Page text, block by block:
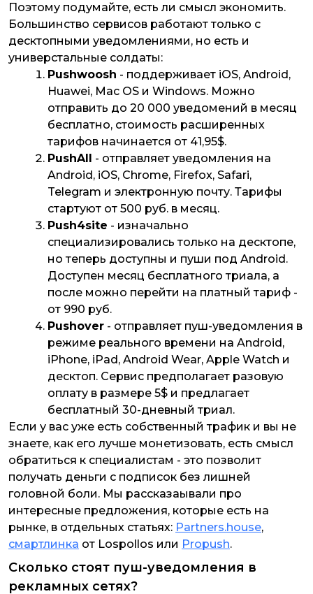
Поэтому подумайте, есть ли смысл экономить.
Большинство сервисов работают только с
десктопными уведомлениями, но есть и
универстальные солдаты:
Pushwoosh - поддерживает iOS, Android,
Huawei, Mac OS и Windows. Можно
отправить до 20 000 уведомений в месяц
бесплатно, стоимость расширенных
тарифов начинается от 41,95$.
PushAll - отправляет уведомления на
Android, iOS, Chrome, Firefox, Safari,
Telegram и электронную почту. Тарифы
стартуют от 500 руб. в месяц.
Push4site - изначально
специализировались только на десктопе,
но теперь доступны и пуши под Android.
Доступен месяц бесплатного триала, а
после можно перейти на платный тариф -
от 990 руб.
Pushover - отправляет пуш-уведомления в
режиме реального времени на Android,
iPhone, iPad, Android Wear, Apple Watch и
десктоп. Сервис предполагает разовую
оплату в размере 5$ и предлагает
бесплатный 30-дневный триал.
Если у вас уже есть собственный трафик и вы не
знаете, как его лучше монетизовать, есть смысл
обратиться к специалистам - это позволит
получать деньги с подписок без лишней
головной боли. Мы рассказаывали про
интересные предложения, которые есть на
рынке, в отдельных статьях: Partners.house,
смартлинка от Lospollos или Propush.
Сколько стоят пуш-уведомления в
рекламных сетях?